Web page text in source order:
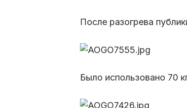
После разогрева
Было использовано 70